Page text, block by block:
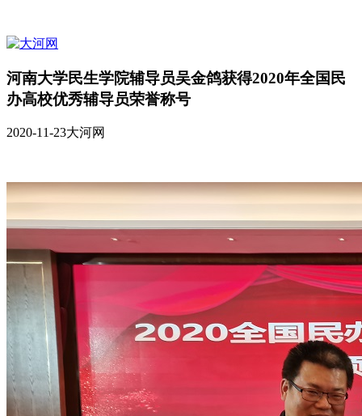
河南大学民生学院辅导员吴金鸽获得2020年全国民
办高校优秀辅导员荣誉称号
2020-11-23大河网